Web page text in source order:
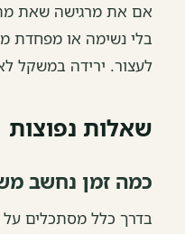
אם את מרגישה שאת
בלי נשימה או מפחדת
לעצור. ירידה במשקל
שאלות נפוצות
כמה זמן נחשב
בדרך כלל מסתכלים